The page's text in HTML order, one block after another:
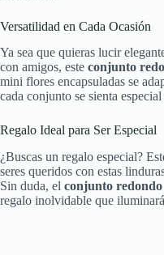
Versatilidad en Cada Ocasión
Ya sea que quieras lucir
con amigos, este conjunto
mini flores encapsuladas se
cada conjunto se sienta
Regalo Ideal para Ser Especial
¿Buscas un regalo especial?
seres queridos con estas
Sin duda, el conjunto redondo
regalo inolvidable que